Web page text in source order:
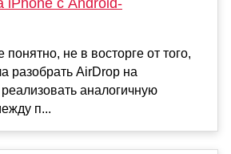
понятно, не в восторге от того,
разобрать AirDrop на
аналогичную
п...